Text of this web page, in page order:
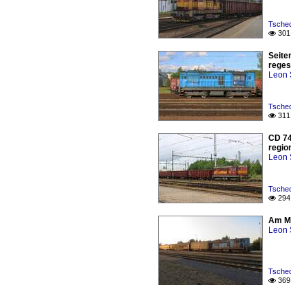
 301
Leon
 311
CD
Leon
 294
Am
Leon
 369